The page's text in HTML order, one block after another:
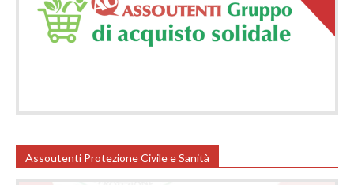
Assoutenti Protezione Civile e Sanità